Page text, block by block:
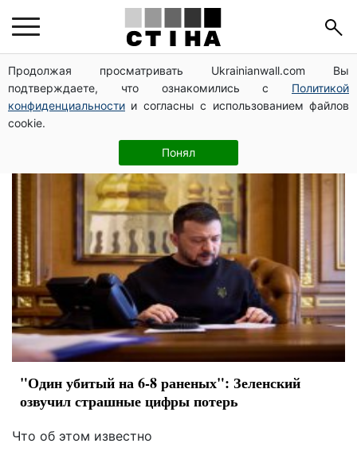
Продолжая просматривать Ukrainianwall.com Вы
подтверждаете, что ознакомились с Политикой
конфиденциальности и согласны с использованием файлов
cookie.
Понял
Володимир
Зеленський
"Один убитый на 6-8 раненых": Зеленский
озвучил страшные цифры потерь
Что об этом известно